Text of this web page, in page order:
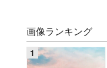
画像ランキング